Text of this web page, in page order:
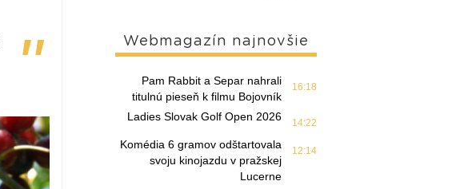
" Webmagazín najnovšie
16:18
Pam Rabbit a Separ nahrali
titulnú pieseň k filmu Bojovník
14:22
Ladies Slovak Golf Open 2026
12:14
Komédia 6 gramov odštartovala
svoju kinojazdu v pražskej
Lucerne